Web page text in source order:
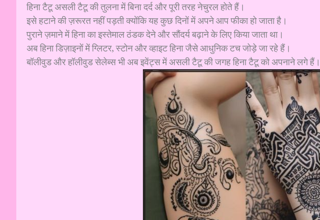
हिना टैटू असली टैटू की तुलना में बिना दर्द और पूरी तरह नेचुरल होते हैं।
इसे हटाने की ज़रूरत नहीं पड़ती क्योंकि यह कुछ दिनों में अपने आप फीका हो जाता है।
पुराने ज़माने में हिना का इस्तेमाल ठंडक देने और सौंदर्य बढ़ाने के लिए किया जाता था।
अब हिना डिज़ाइनों में ग्लिटर, स्टोन और व्हाइट हिना जैसे आधुनिक टच जोड़े जा रहे हैं।
बॉलीवुड और हॉलीवुड सेलेब्स भी अब इवेंट्स में असली टैटू की जगह हिना टैटू को अपनाने लगे हैं।